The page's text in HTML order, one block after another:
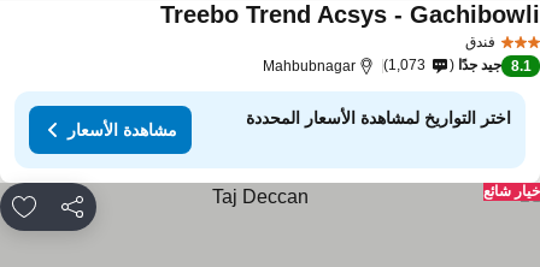
فندق
Treebo Trend Acsys -مشاهدة الأسعار
8.1 جيد جدًا 1,073
Mahbubnagar
اختر التواريخ لمشاهدة الأسعار المحددة
مشاهدة الأسعار
مشاركة
شائع